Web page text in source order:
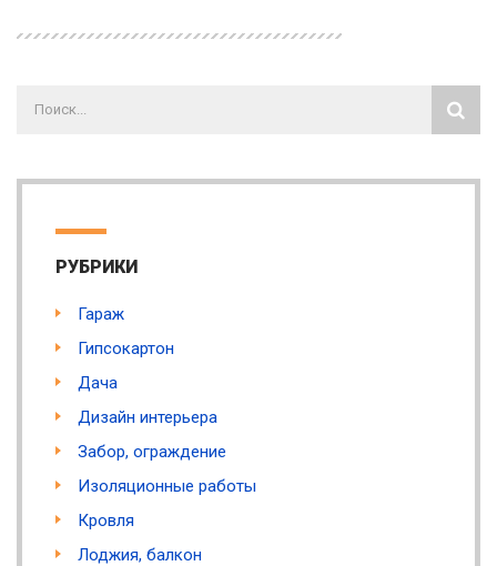
РУБРИКИ
Гараж
Гипсокартон
Дача
Дизайн интерьера
Забор, ограждение
Изоляционные работы
Кровля
Лоджия, балкон